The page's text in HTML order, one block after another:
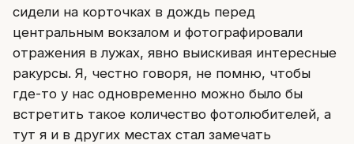
сидели на корточках в дождь перед
центральным вокзалом и фотографировали
отражения в лужах, явно выискивая интересные
ракурсы. Я, честно говоря, не помню, чтобы
где-то у нас одновременно можно было бы
встретить такое количество фотолюбителей, а
тут я и в других местах стал замечать